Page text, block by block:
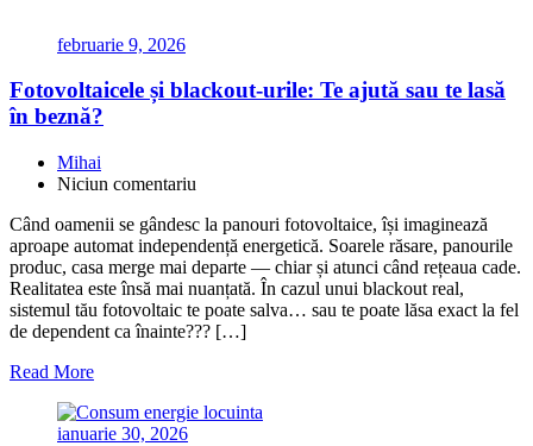
februarie 9, 2026
Fotovoltaicele și blackout-urile: Te ajută sau te lasă
în beznă?
Mihai
Niciun comentariu
Când oamenii se gândesc la panouri fotovoltaice, își imaginează
aproape automat independență energetică. Soarele răsare, panourile
produc, casa merge mai departe — chiar și atunci când rețeaua cade.
Realitatea este însă mai nuanțată. În cazul unui blackout real,
sistemul tău fotovoltaic te poate salva… sau te poate lăsa exact la fel
de dependent ca înainte??? […]
Read More
ianuarie 30, 2026